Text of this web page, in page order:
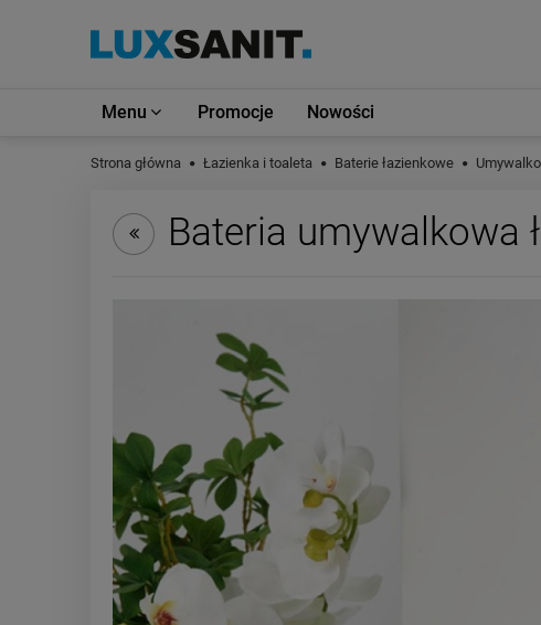
Menu Promocje Nowości
Strona główna Łazienka i toaleta Baterie łazienkowe
Bateria umywalkowa